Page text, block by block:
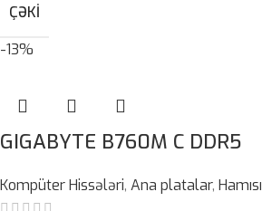
ÇƏKI
-13%
GIGABYTE B760M C DDR5
Kompüter Hissələri, Ana platalar, Hamısı